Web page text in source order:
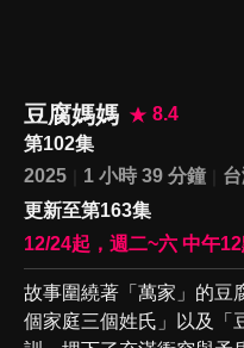
豆腐媽媽
8.4
第102集
2025
1 小時 39 分鐘
更新至第163集
12/24起，週二~六 中午
故事圍繞著「萬家」的豆
個家庭三個姓氏」以及「